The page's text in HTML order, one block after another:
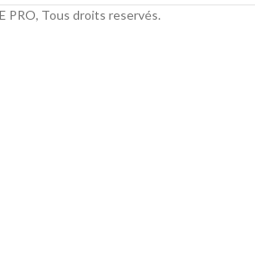
PRO, Tous droits reservés.